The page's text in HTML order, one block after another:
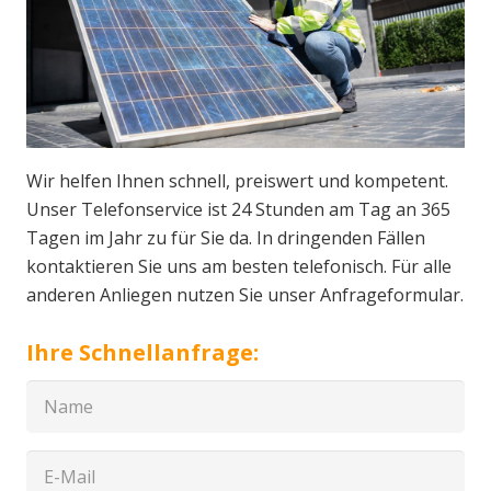
Wir helfen Ihnen schnell, preiswert und kompetent.
Unser Telefonservice ist 24 Stunden am Tag an 365
Tagen im Jahr zu für Sie da. In dringenden Fällen
kontaktieren Sie uns am besten telefonisch. Für alle
anderen Anliegen nutzen Sie unser Anfrageformular.
Ihre Schnellanfrage: